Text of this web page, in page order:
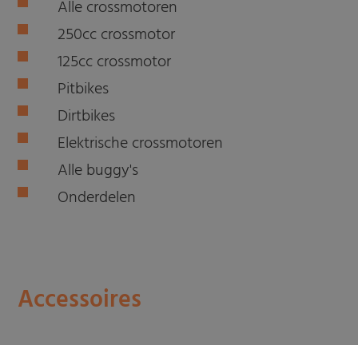
Alle crossmotoren
250cc crossmotor
125cc crossmotor
Pitbikes
Dirtbikes
Elektrische crossmotoren
Alle buggy's
Onderdelen
Accessoires